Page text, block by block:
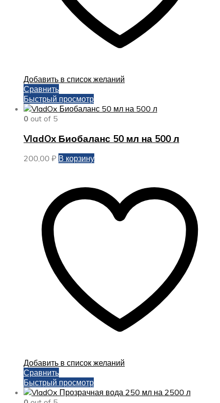
Добавить в список желаний
Сравнить
Быстрый просмотр
0 out of 5
VladOx Биобаланс 50 мл на 500 л
200,00 ₽ В корзину
Добавить в список желаний
Сравнить
Быстрый просмотр